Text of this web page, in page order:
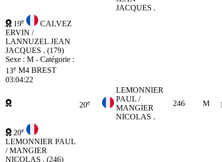
JACQUES .
19e
CALVEZ
ERVIN /
LANNUZEL JEAN
JACQUES . (179)
Sexe : M - Catégorie :
13e M4 BREST
03:04:22
20e
LEMONNIER
PAUL /
MANGIER
NICOLAS .
246 M
20e
LEMONNIER PAUL
/ MANGIER
NICOLAS . (246)